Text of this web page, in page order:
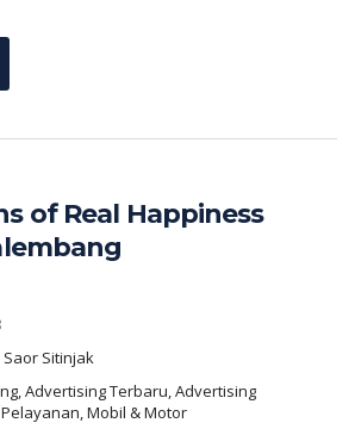
of Real Happiness
Sitinjak
Advertising Terbaru, Advertising
Mobil & Motor